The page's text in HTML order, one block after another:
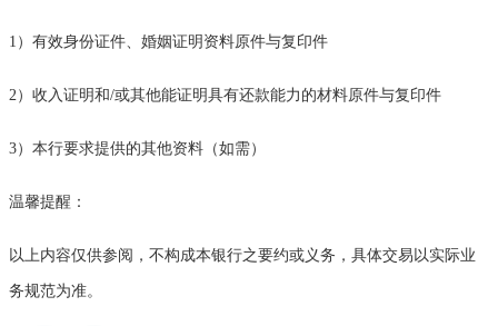
1） 有效身份证件、 婚姻证明资料原件与复印件
2） 收入证明和/或其他能证明具有还款能力的材料原件与复印件
3） 本行要求提供的其他资料（如需）
温馨提醒：
以上内容仅供参阅 ，不构成本银行之要约或义务 ， 具体交易以实际业
务规范为准。